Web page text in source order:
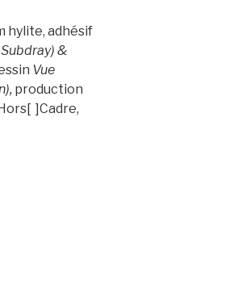
hylite, adhésif
Subdray) &
Vue
production
]Cadre,